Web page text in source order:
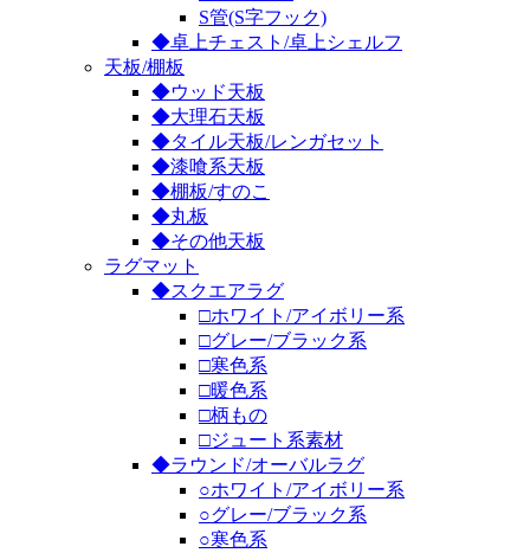
S管(S字フック)
◆卓上チェスト/卓上シェルフ
天板/棚板
◆ウッド天板
◆大理石天板
◆タイル天板/レンガセット
◆漆喰系天板
◆棚板/すのこ
◆丸板
◆その他天板
ラグマット
◆スクエアラグ
□ホワイト/アイボリー系
□グレー/ブラック系
□寒色系
□暖色系
□柄もの
□ジュート系素材
◆ラウンド/オーバルラグ
○ホワイト/アイボリー系
○グレー/ブラック系
○寒色系